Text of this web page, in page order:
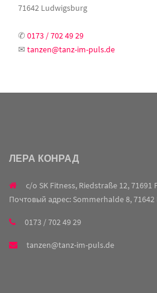
71642 Ludwigsburg
✆ 0173 / 702 49 29
✉ tanzen@tanz-im-puls.de
ЛЕРА КОНРАД
c/o SK Fitness, Riedstraße 12, 71691
Почтовый адрес: Sommerhalde 8,
0173 / 702 49 29
tanzen@tanz-im-puls.de